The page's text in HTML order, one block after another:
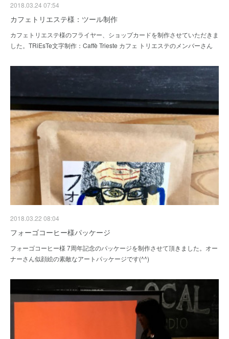
2018.03.24 07:54
カフェトリエステ様：ツール制作
カフェトリエステ様のフライヤー、ショップカードを制作させていただきま
した。TRiEsTe文字制作：Caffè Trieste カフェ トリエステのメンバーさん
2018.03.22 08:04
フォーゴコーヒー様パッケージ
フォーゴコーヒー様 7周年記念のパッケージを制作させて頂きました。オー
ナーさん似顔絵の素敵なアートパッケージです(^^)